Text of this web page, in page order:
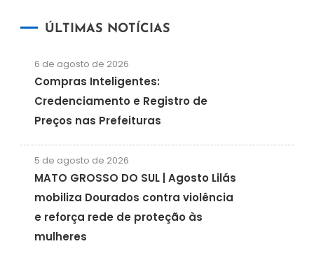
ÚLTIMAS NOTÍCIAS
6 de agosto de 2026
Compras Inteligentes:
Credenciamento e Registro de
Preços nas Prefeituras
5 de agosto de 2026
MATO GROSSO DO SUL | Agosto Lilás
mobiliza Dourados contra violência
e reforça rede de proteção às
mulheres